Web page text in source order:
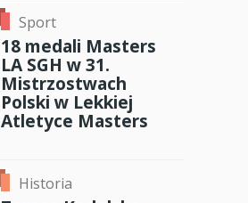
Sport
18 medali Masters
LA SGH w 31.
Mistrzostwach
Polski w Lekkiej
Atletyce Masters
Historia